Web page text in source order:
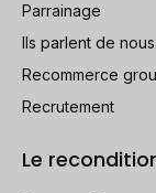
Parrainage
Ils parlent de nous
Recommerce
Recrutement
Le